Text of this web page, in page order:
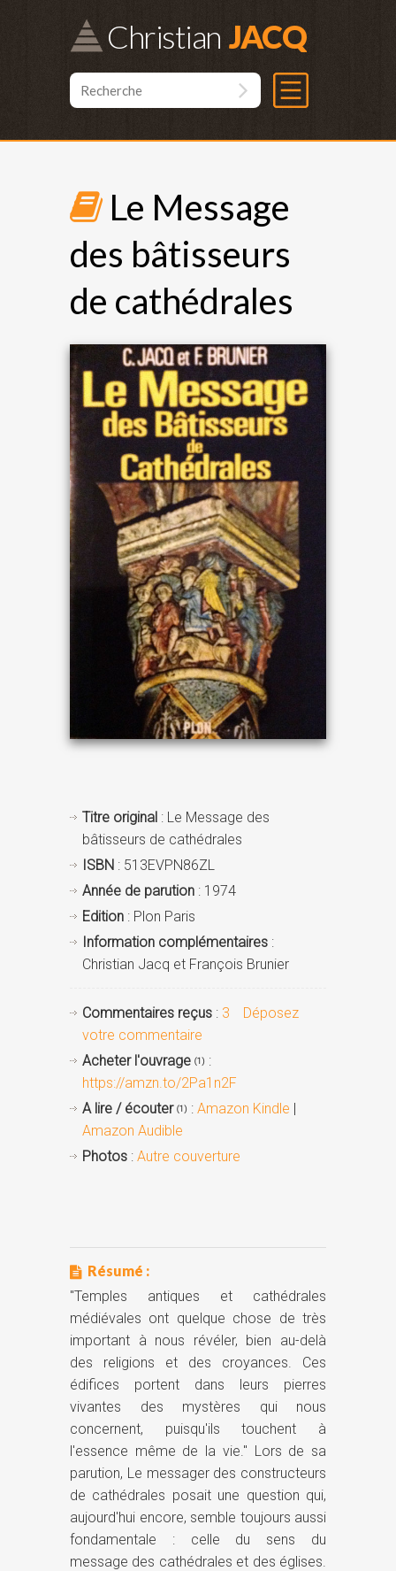
Christian
Le Message
des bâtisseurs
de cathédrales
Titre original : Le Message des
bâtisseurs de cathédrales
ISBN : 513EVPN86ZL
Année de parution : 1974
Edition : Plon Paris
Information complémentaires :
Christian Jacq et François Brunier
Commentaires reçus : 3
Déposez
votre commentaire
Acheter l'ouvrage (1) :
https://amzn.to/2Pa1n2F
A lire / écouter (1) : Amazon Kindle |
Amazon Audible
Photos : Autre couverture
Résumé :
"Temples antiques et cathédrales
médiévales ont quelque chose de très
important à nous révéler, bien au-delà
des religions et des croyances. Ces
édifices portent dans leurs pierres
vivantes des mystères qui nous
concernent, puisqu'ils touchent à
l'essence même de la vie." Lors de sa
parution, Le messager des constructeurs
de cathédrales posait une question qui,
aujourd'hui encore, semble toujours aussi
fondamentale : celle du sens du
message des cathédrales et des églises.